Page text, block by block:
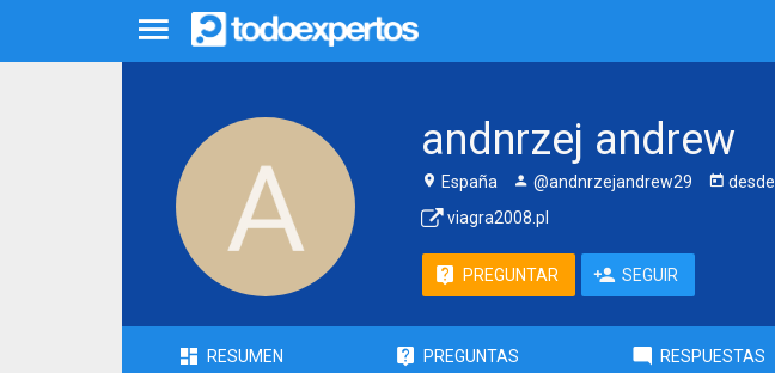
andnrzej andrew
España @andnrzejandrew29 desde
viagra2008.pl
PREGUNTAR SEGUIR
RESUMEN PREGUNTAS RESPUESTAS